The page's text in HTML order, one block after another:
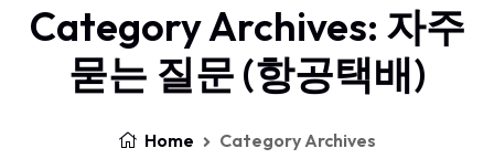
Category Archives: 자주
묻는 질문 (항공택배)
Home Category Archives